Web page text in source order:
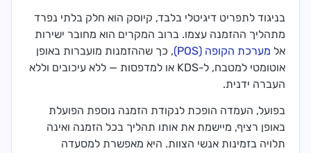
בניגוד לתפריט דיגיטלי בלבד, קיוסק הוא חלק בלתי נפרד
מתהליך ההזמנה עצמו. ברוב המקרים הוא מחובר ישירות
אל מערכת הקופה (POS)
, כך שההזמנות מועברות באופן
אוטומטי למטבח, ל-KDS או למדפסות — ללא עיכובים וללא
העברה ידנית.
בפועל, העמדה הופכת לנקודת הזמנה נוספת הפועלת
באופן רציף, מיישמת את אותו תהליך בכל הזמנה ואינה
תלויה בזמינות אנשי הצוות. היא מאפשרת למסעדה